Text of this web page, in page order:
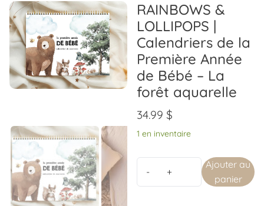
RAINBOWS &
LOLLIPOPS |
Calendriers de la
Première Année
de Bébé – La
forêt aquarelle
34.99$
1 en inventaire
Ajouter au
panier